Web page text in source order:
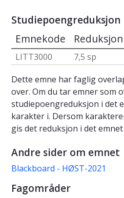
Studiepoengreduksjon
Emnekode Reduksjon
LITT3000 7,5 sp
Dette emne har faglig
over. Om du tar emner som
studiepoengreduksjon i det
karakter i. Dersom
gis det reduksjon i det
Andre sider om emnet
Blackboard - HØST-2021
Fagområder